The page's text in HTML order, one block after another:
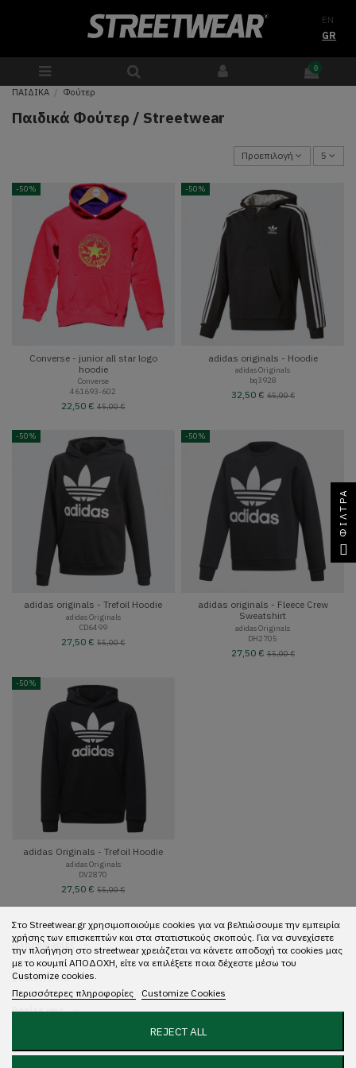
EN
GR
0
ΠΑΙΔΙΚΑ Φούτερ
Παιδικά Φούτερ / Streetwear
Προεπιλογή 5
-50%
Converse - junior all star logo
hoodie
Converse
461693-602
22,50 € 45,00 €
-50%
adidas originals - Hoodie
adidas Originals
bq3928
32,50 € 65,00 €
-50%
adidas originals - Trefoil Hoodie
adidas Originals
CD6499
27,50 € 55,00 €
-50%
adidas originals - Fleece Crew
Sweatshirt
adidas Originals
DH2705
27,50 € 55,00 €
-50%
adidas Originals - Trefoil Hoodie
adidas Originals
DV2870
27,50 € 55,00 €
Πληροφορίες
Επικοινωνία
Βρείτε μας
Στο Streetwear.gr χρησιμοποιούμε cookies για να βελτιώσουμε την εμπειρία
χρήσης των επισκεπτών και στα στατιστικούς σκοπούς. Για να συνεχίσετε
την πλοήγηση στο streetwear χρειάζεται να κάνετε αποδοχή τα cookies μας
με το κουμπί ΑΠΟΔΟΧΗ, είτε να επιλέξετε ποια δέχεστε μέσω του
Customize cookies.
Περισσότερες πληροφορίες
Customize Cookies
REJECT ALL
ΦΊΛΤΡΑ